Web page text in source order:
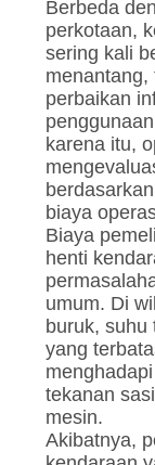
Berbeda
perkotaan,
sering kali
menantang,
perbaikan
karena itu,
biaya
Biaya
henti
umum. Di
buruk, suhu
yang
tekanan
mesin.
Akibatnya,